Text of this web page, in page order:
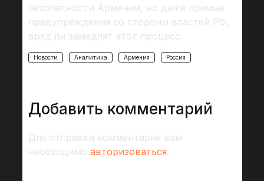
безопасности Армении, но даже прямые
предупреждения со стороны властей РФ,
вряд ли замедлят этот процесс.
Новости Аналитика Армения Россия
Добавить комментарий
Для отправки комментария вам
необходимо авторизоваться.